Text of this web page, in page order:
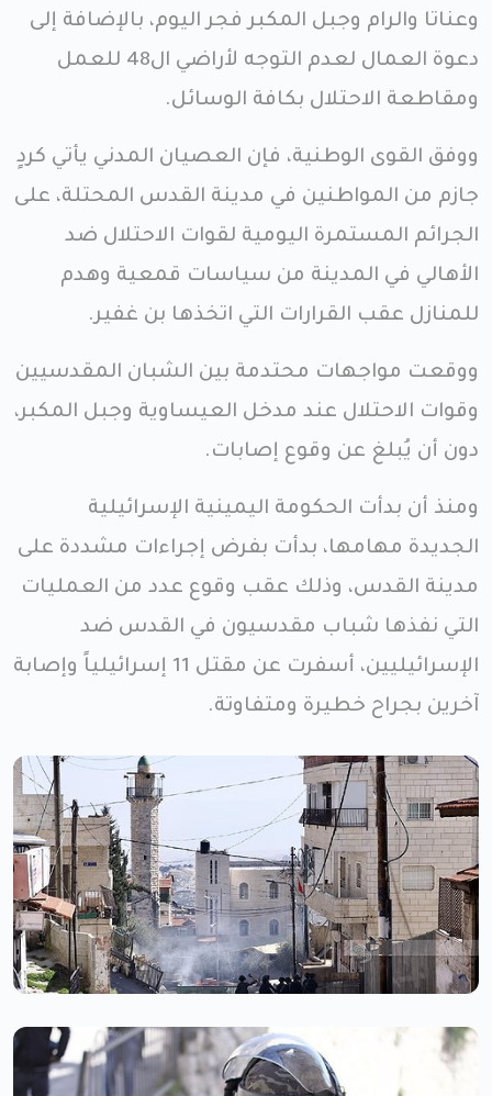
وعناتا والرام وجبل المكبر فجر اليوم، بالإضافة إلى
دعوة العمال لعدم التوجه لأراضي ال48 للعمل
ومقاطعة الاحتلال بكافة الوسائل.
ووفق القوى الوطنية، فإن العصيان المدني يأتي كردٍ
جازم من المواطنين في مدينة القدس المحتلة، على
الجرائم المستمرة اليومية لقوات الاحتلال ضد
الأهالي في المدينة من سياسات قمعية وهدم
للمنازل عقب القرارات التي اتخذها بن غفير.
ووقعت مواجهات محتدمة بين الشبان المقدسيين
وقوات الاحتلال عند مدخل العيساوية وجبل المكبر،
دون أن يُبلغ عن وقوع إصابات.
ومنذ أن بدأت الحكومة اليمينية الإسرائيلية
الجديدة مهامها، بدأت بفرض إجراءات مشددة على
مدينة القدس، وذلك عقب وقوع عدد من العمليات
التي نفذها شباب مقدسيون في القدس ضد
الإسرائيليين، أسفرت عن مقتل 11 إسرائيلياً وإصابة
آخرين بجراح خطيرة ومتفاوتة.